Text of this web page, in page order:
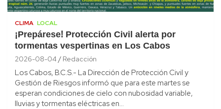
CLIMA LOCAL
¡Prepárese! Protección Civil alerta por
tormentas vespertinas en Los Cabos
2026-08-04 Redacción
Los Cabos, B.C.S.- La Dirección de Protección Civil y
Gestión de Riesgos informó que para este martes se
esperan condiciones de cielo con nubosidad variable,
lluvias y tormentas eléctricas en…